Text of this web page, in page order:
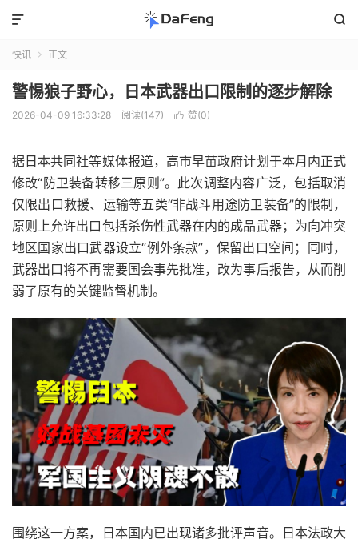


快讯  正文
警惕狼子野心，日本武器出口限制的逐步解除
2026-04-09 16:33:28 阅读(147)  赞(0)
据日本共同社等媒体报道，高市早苗政府计划于本月内正式
修改“防卫装备转移三原则”。此次调整内容广泛，包括取消
仅限出口救援、运输等五类“非战斗用途防卫装备”的限制，
原则上允许出口包括杀伤性武器在内的成品武器；为向冲突
地区国家出口武器设立“例外条款”，保留出口空间；同时，
武器出口将不再需要国会事先批准，改为事后报告，从而削
弱了原有的关键监督机制。
围绕这一方案，日本国内已出现诸多批评声音。日本法政大